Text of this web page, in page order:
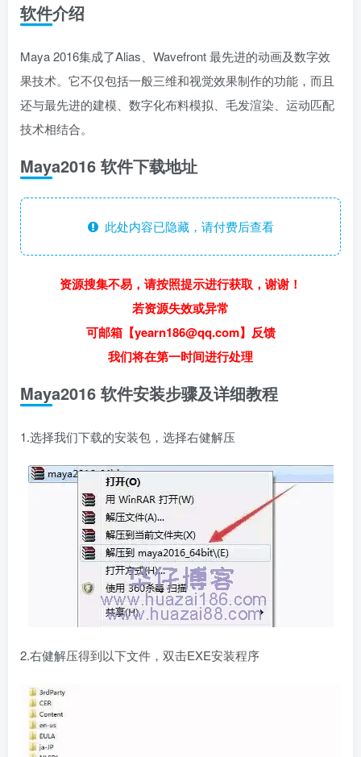
软件介绍
Maya 2016集成了Alias、Wavefront 最先进的动画及数字效
果技术。它不仅包括一般三维和视觉效果制作的功能，而且
还与最先进的建模、数字化布料模拟、毛发渲染、运动匹配
技术相结合。
Maya2016 软件下载地址
此处内容已隐藏，请付费后查看
资源搜集不易，请按照提示进行获取，谢谢！
若资源失效或异常
可邮箱【yearn186@qq.com】反馈
我们将在第一时间进行处理
Maya2016 软件安装步骤及详细教程
1.选择我们下载的安装包，选择右健解压
2.右健解压得到以下文件，双击EXE安装程序